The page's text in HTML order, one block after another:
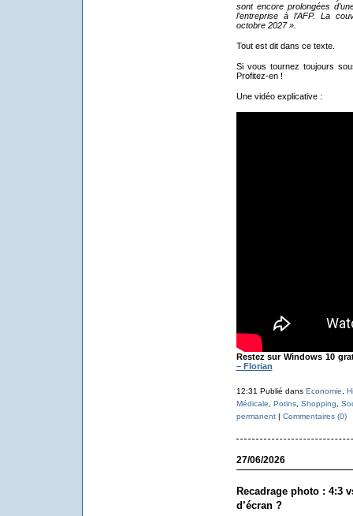
sont encore prolongées
l’entreprise à l’AFP. La
octobre 2027 ».
Tout est dit dans ce texte.
Si vous tournez toujours
Profitez-en !
Une vidéo explicative :
Restez sur Windows 10
– Florian
12:31 Publié dans Economie
Médicale
Potins, Shopping
permanent| Commentaires (0)
27/06/2026
Recadrage photo : 4:3
d’écran ?